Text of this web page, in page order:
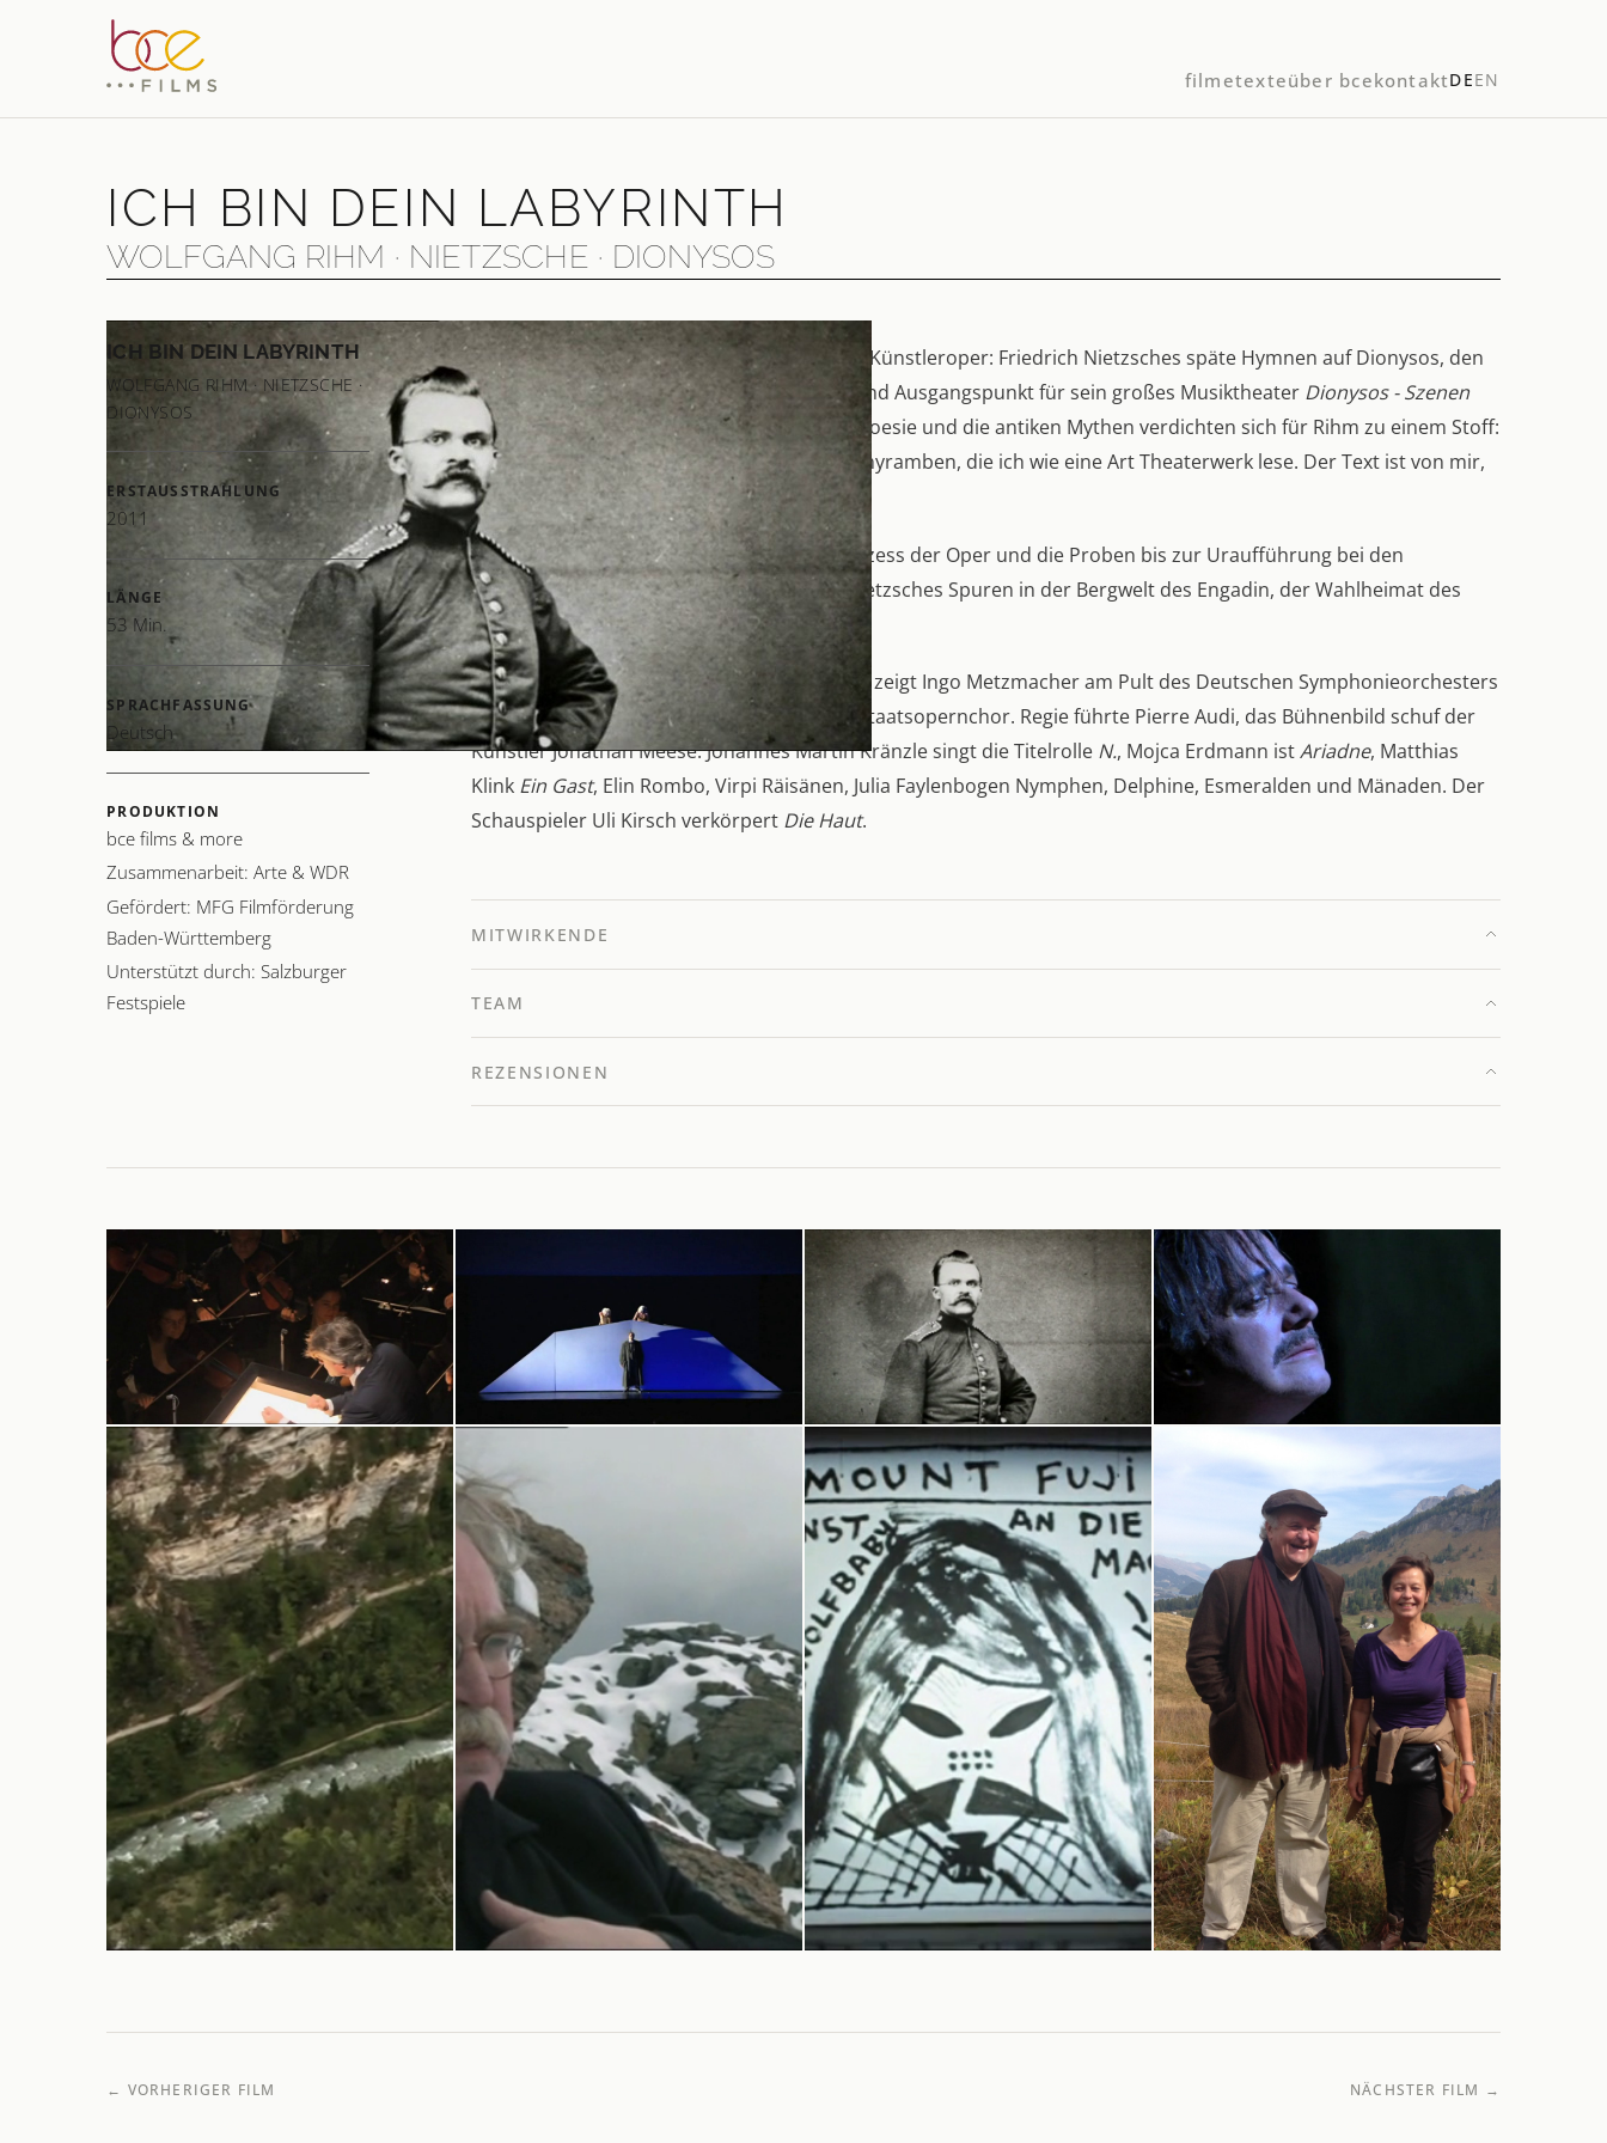
filmetexteüber bcekontaktDEEN
ICH BIN DEIN LABYRINTH
WOLFGANG RIHM · NIETZSCHE · DIONYSOS
ICH BIN DEIN LABYRINTH
WOLFGANG RIHM · NIETZSCHE ·
DIONYSOS
ERSTAUSSTRAHLUNG
2011
LÄNGE
53 Min.
SPRACHFASSUNG
Deutsch
PRODUKTION
bce films & more
Zusammenarbeit: Arte & WDR
Gefördert: MFG Filmförderung
Baden-Württemberg
Unterstützt durch: Salzburger
Festspiele
Der Komponist Wolfgang Rihm schrieb eine Künstleroper: Friedrich Nietzsches späte Hymnen auf Dionysos, den
wilden Gott der Griechen, sind Inspiration und Ausgangspunkt für sein großes Musiktheater Dionysos - Szenen
und Dithyramben. Nietzsches rauschhafte Poesie und die antiken Mythen verdichten sich für Rihm zu einem Stoff:
„Als Text dienen die gesamten Dionysos-Dithyramben, die ich wie eine Art Theaterwerk lese. Der Text ist von mir,
jedes Wort ist von Nietzsche.“
Der Film dokumentiert den Entstehungsprozess der Oper und die Proben bis zur Uraufführung bei den
Salzburger Festspielen 2010. Und er folgt Nietzsches Spuren in der Bergwelt des Engadin, der Wahlheimat des
Dichters.
Der Mitschnitt der Salzburger Uraufführung zeigt Ingo Metzmacher am Pult des Deutschen Symphonieorchesters
Berlin und der Konzertvereinigung Wiener Staatsopernchor. Regie führte Pierre Audi, das Bühnenbild schuf der
Künstler Jonathan Meese. Johannes Martin Kränzle singt die Titelrolle N., Mojca Erdmann istAriadne, Matthias
Klink Ein Gast, Elin Rombo, Virpi Räisänen, Julia Faylenbogen Nymphen, Delphine, Esmeralden und Mänaden. Der
Schauspieler Uli Kirsch verkörpert Die Haut.
MITWIRKENDE
TEAM
REZENSIONEN
← VORHERIGER FILM NÄCHSTER FILM →